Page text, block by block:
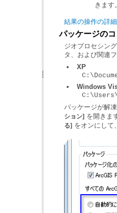
きます
結果の操作の詳細
パッケージの
タ、および関連
XP
Windows
パッケージが解
ション] を開きま
る] をオンにして